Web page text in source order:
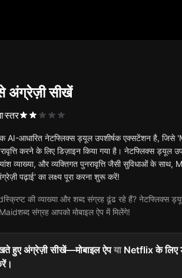
अंग्रेज़ी सीखें
स्तर
AI-आधारित नेटफ्लिक्स ड्यूल उपशीर्षक एक्सटेंशन है, जिसे
करने के लिए डिज़ाइन किया गया है। नेटफ्लिक्स ड्यूल
व्याख्या, और व्यक्तिगत पुनरावृत्ति जैसी सुविधाओं के
पढ़ाई' का लक्ष्य पूरा करना शुरू करें!
की व्याख्या और शब्द संग्रह ढूंढ रहे हैं? नेटफ्लिक्स
संग्रह आपको मोबाइल ऐप में मिलेंगे!
हुए अंग्रेज़ी सीखें—मोबाइल ऐपयाNetflix के लिए